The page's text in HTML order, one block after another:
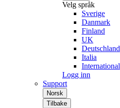
Velg språk
Sverige
Danmark
Finland
UK
Deutschland
Italia
International
Logg inn
Support
Norsk
Tilbake